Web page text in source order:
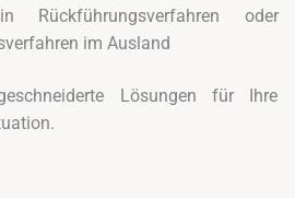
Rückführungsverfahren oder
im Ausland
Lösungen für Ihre